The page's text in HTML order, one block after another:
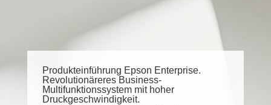
Produkteinführung Epson Enterprise.
Revolutionäreres Business-
Multifunktionssystem mit hoher
Druckgeschwindigkeit.